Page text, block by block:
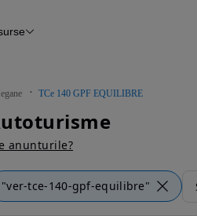
TCe 140 GPF EQUILIBRE
anunturile?
"ver-tce-140-gpf-equilibre"